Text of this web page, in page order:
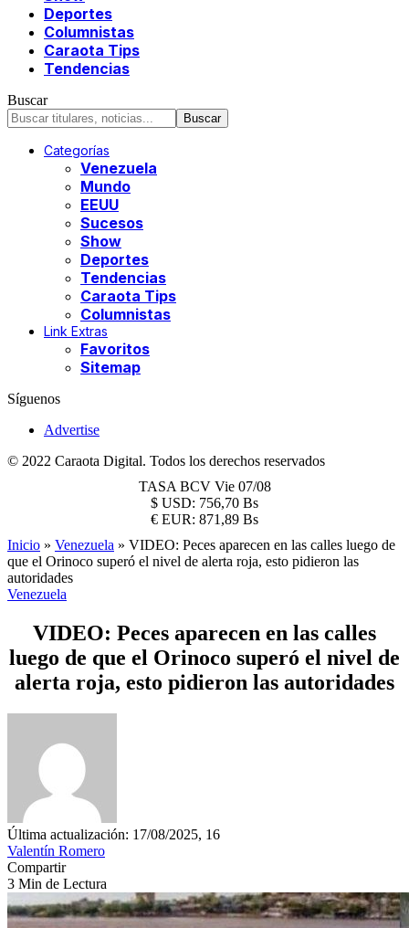
Deportes
Columnistas
Caraota Tips
Tendencias
Buscar
Categorías
Venezuela
Mundo
EEUU
Sucesos
Show
Deportes
Tendencias
Caraota Tips
Columnistas
Link Extras
Favoritos
Sitemap
Síguenos
Advertise
© 2022 Caraota Digital. Todos los derechos reservados
TASA BCV Vie 07/08
$ USD: 756,70 Bs
€ EUR: 871,89 Bs
Inicio » Venezuela » VIDEO: Peces aparecen en las calles luego de
que el Orinoco superó el nivel de alerta roja, esto pidieron las
autoridades
Venezuela
VIDEO: Peces aparecen en las calles
luego de que el Orinoco superó el nivel de
alerta roja, esto pidieron las autoridades
Última actualización: 17/08/2025, 16
Valentín Romero
Compartir
3 Min de Lectura